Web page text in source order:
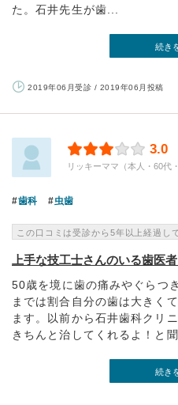
た。石井先生が歯...
続き
2019年06月受診 / 2019年06月投稿
3.0
リッキーママ（本人・60代
歯科 虫歯
この口コミは受診から5年以上経過し
上手な技工士さんのいる歯医
50歳を境に歯の痛みやぐらつ
までは割合自分の歯は大きく
ます。以前から石井歯科クリ
きちんと治してくれるよ！と
続き